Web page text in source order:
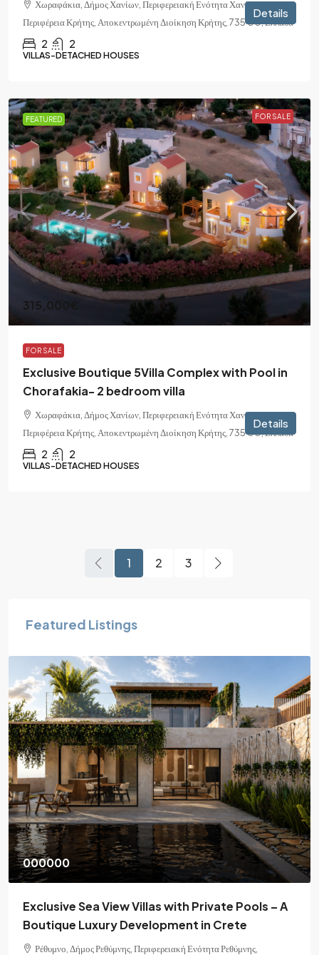
Χωραφάκια, Δήμος Χανίων, Περιφερειακή Ενότητα Χανίων,
Περιφέρεια Κρήτης, Αποκεντρωμένη Διοίκηση Κρήτης, 735 00, Ελλάδα
2 2
VILLAS-DETACHED HOUSES
Details
FEATURED FOR SALE
315,000€
FOR SALE
Exclusive Boutique 5Villa Complex with Pool in
Chorafakia- 2 bedroom villa
Χωραφάκια, Δήμος Χανίων, Περιφερειακή Ενότητα Χανίων,
Περιφέρεια Κρήτης, Αποκεντρωμένη Διοίκηση Κρήτης, 735 00, Ελλάδα
2 2
VILLAS-DETACHED HOUSES
Details
1 2 3
Featured Listings
with Private Pools – A
in Crete
Ενότητα Ρεθύμνης,
130,000€
One bedroom
Rethymno
Ρέθυμνο, Δήμος Ρεθύμνης,